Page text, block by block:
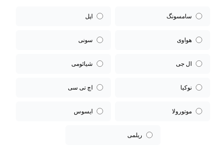
سامسونگ اپل
هواوی سونی
ال جی شیائومی
نوکیا اچ تی سی
موتورولا ایسوس
ریلمی